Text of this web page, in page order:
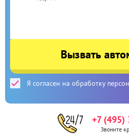
Вызвать
Я согласен на обработку
+7 (495)
Звоните